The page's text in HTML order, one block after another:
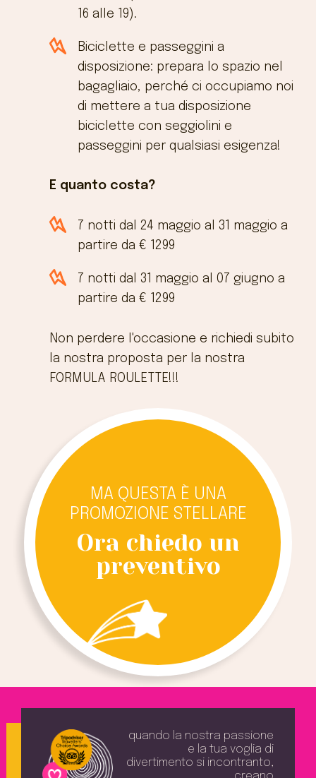
16 alle 19).
Biciclette e passeggini a
disposizione: prepara lo spazio nel
bagagliaio, perché ci occupiamo noi
di mettere a tua disposizione
biciclette con seggiolini e
passeggini per qualsiasi esigenza!
E quanto costa?
7 notti dal 24 maggio al 31 maggio a
partire da € 1299
7 notti dal 31 maggio al 07 giugno a
partire da € 1299
Non perdere l'occasione e richiedi subito
la nostra proposta per la nostra
FORMULA ROULETTE!!!
MA QUESTA È UNA
PROMOZIONE STELLARE
Ora chiedo un
preventivo
quando la nostra passione
e la tua voglia di
divertimento si incontranto,